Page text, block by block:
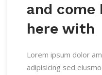
and come
here with
Lorem ipsum dolor
adipisicing sed